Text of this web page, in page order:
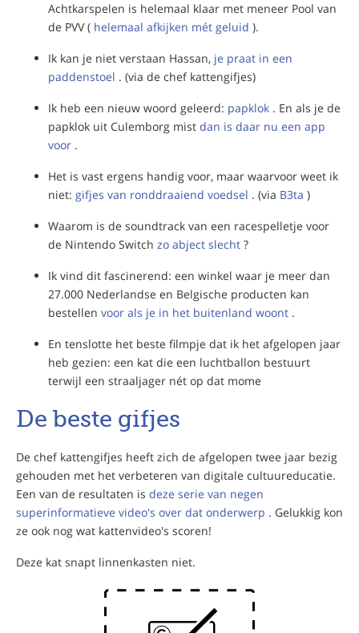
Achtkarspelen is helemaal klaar met meneer Pool van
de PVV ( helemaal afkijken mét geluid ).
Ik kan je niet verstaan Hassan, je praat in een
paddenstoel . (via de chef kattengifjes)
Ik heb een nieuw woord geleerd: papklok . En als je de
papklok uit Culemborg mist dan is daar nu een app
voor .
Het is vast ergens handig voor, maar waarvoor weet ik
niet: gifjes van ronddraaiend voedsel . (via B3ta )
Waarom is de soundtrack van een racespelletje voor
de Nintendo Switch zo abject slecht ?
Ik vind dit fascinerend: een winkel waar je meer dan
27.000 Nederlandse en Belgische producten kan
bestellen voor als je in het buitenland woont .
En tenslotte het beste filmpje dat ik het afgelopen jaar
heb gezien: een kat die een luchtballon bestuurt
terwijl een straaljager nét op dat mome
De beste gifjes
De chef kattengifjes heeft zich de afgelopen twee jaar bezig
gehouden met het verbeteren van digitale cultuureducatie.
Een van de resultaten is deze serie van negen
superinformatieve video's over dat onderwerp . Gelukkig kon
ze ook nog wat kattenvideo's scoren!
Deze kat snapt linnenkasten niet.